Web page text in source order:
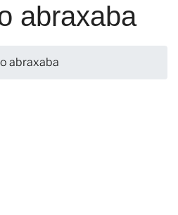
abraxaba
abraxaba